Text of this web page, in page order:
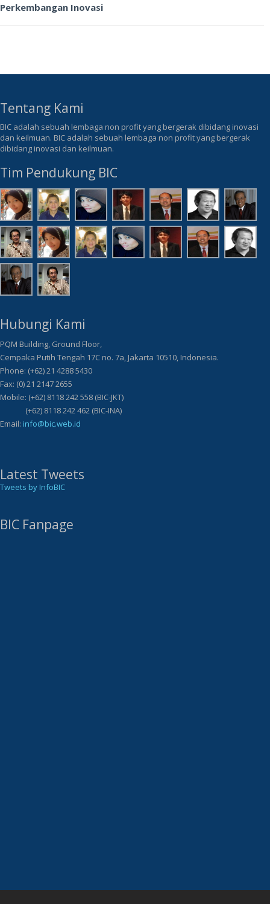
Perkembangan Inovasi
Tentang Kami
BIC adalah sebuah lembaga non profit yang bergerak dibidang inovasi
dan keilmuan. BIC adalah sebuah lembaga non profit yang bergerak
dibidang inovasi dan keilmuan.
Tim Pendukung BIC
Hubungi Kami
PQM Building, Ground Floor,
Cempaka Putih Tengah 17C no. 7a, Jakarta 10510, Indonesia.
Phone: (+62) 21 4288 5430
Fax: (0) 21 2147 2655
Mobile: (+62) 8118 242 558 (BIC-JKT)
(+62) 8118 242 462 (BIC-INA)
Email: info@bic.web.id
Latest Tweets
Tweets by InfoBIC
BIC Fanpage